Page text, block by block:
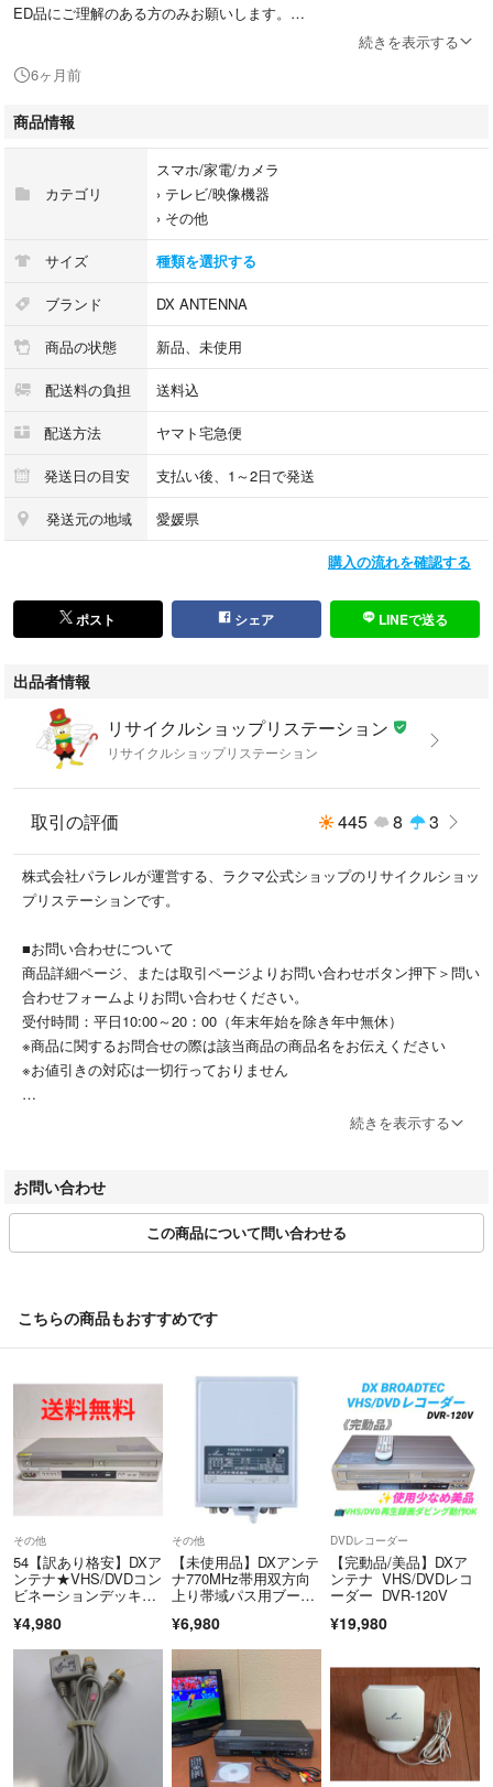
ED品にご理解のある方のみお願いします。
●業界初！ブースターが取付けできる新構造
・平面アンテナの背面にブースターが取付けできる業界初の新構造ですの
で、すっきりきれいな設置ができます。従来のようにブースターが露出し
●業界最軽量※１で省施工
・当社従来品と比べ、最大４２％の軽量化※２（業界最軽量）を実現し、
持ち運びやすい手持ち溝がありますので、不安定な高所での取付作業も安
心・安全にできるようになりました。
※１ ２０１６年３月現在（当社調べ）２０・２６素子相当モデルの家庭用
平面アンテナにおいて
※２ ＵＡＨ２６１シリーズ従来比
●最大１７％の小型化※を実現
・当社従来品と比べ、最大１７％の小型化※を実現しましたので、作業も
しやすく、住宅の外観を損ねず、すっきり設置できます。
※ＵＡＨ２６１シリーズ投影面積 当社従来品比
・本体を取付金具に装着すれば、あとはボルトを締めるだけの省施工です
ので、ワンタッチで簡単に取付けられます。
●加工不要な防水キャップ
・従来の防水キャップは同軸ケーブルの加工前に防水キャップの先端をカ
ットし、同軸ケーブルを通す手間がありましたが、新型の防水キャップは
●耐風速５０ｍ／ｓ
・近年の豪雨や強風などの異常気象にも耐えられるよう、耐風速を４０ｍ
梱包して宅急便にて発送させていただきます。
午前中のご決済で当日発送できます。
関東～関西・中四国・九州へは送料無料です。
※東北・北海道沖縄へは別途送料かかります。
送料を加えた料金に変更して再度出品しますので一度お問い合わせくだ
さいませ。
そのままご注文された場合は一旦キャンセルさせていただきお客様専用
にて再出品しますので再度ご注文をお願いします。
関西中四国は翌日午前～
関東・九州・中部は翌日午後～
東北へは翌々日午前～※送料別途かかります
北海道沖縄へは翌々日午後～（船便の場合確認必要です）※送料別途かか
ります
※こちらの都合で同梱する場合がございますが他の送料がかかる商品の同
匿名発送はできません。
お値引きを要求されましても弊社では最安価格にて出品しておりますので
こちらの商品はラクマ公式ショップのリサイクルショップリステーション
よろしければ リサイクルショップリステーション で検索いただくか
#restation よりご覧くださいませ。
続きを表示する
6ヶ月前
商品情報
カテゴリ
スマホ/家電/カメラ
› テレビ/映像機器
› その他
サイズ 種類を選択する
ブランド DX ANTENNA
商品の状態 新品、未使用
配送料の負担 送料込
配送方法 ヤマト宅急便
発送日の目安 支払い後、1～2日で発送
発送元の地域 愛媛県
購入の流れを確認する
ポスト シェア LINEで送る
出品者情報
リサイクルショップリステーション
リサイクルショップリステーション
取引の評価 445 8 3
株式会社パラレルが運営する、ラクマ公式ショップのリサイクルショッ
プリステーションです。
■お問い合わせについて
商品詳細ページ、または取引ページよりお問い合わせボタン押下＞問い
合わせフォームよりお問い合わせください。
受付時間：平日10:00～20：00（年末年始を除き年中無休）
※商品に関するお問合せの際は該当商品の商品名をお伝えください
※お値引きの対応は一切行っておりません
またお問い合わせの有無に関わらず、ご購入は先着順とさせて頂いてお
ります。
ご注文前にご登録情報に誤りがないかご確認の上、ご注文手続きへお進
■お酒の販売について
20歳未満の方への酒類の販売は固くお断りしています。
▼適格請求書発行事業者登録番号
T3500001005770
こちらのアカウントはラクマ公式パートナーの株式会社パラレルによっ
て運営されています。
▼特商法
https://fril.jp/ts/official/law/a421/
▼返品特約
https://fril.jp/ts/official/law/a421/#return_policy
続きを表示する
お問い合わせ
この商品について問い合わせる
こちらの商品もおすすめです
その他
54【訳あり格安】DXア
ンテナ★VHS/DVDコン
ビネーションデッキDV
¥4,980
その他
【未使用品】DXアンテ
ナ770MHz帯用双方向
上り帯域パス用ブース
L1CH
¥6,980
DVDレコーダー
【完動品/美品】DXア
ンテナ VHS/DVDレコ
ーダー DVR-120V
¥19,980